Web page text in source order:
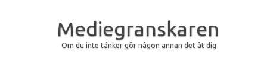
Mediegranskaren
Om du inte tänker gör någon annan det åt dig